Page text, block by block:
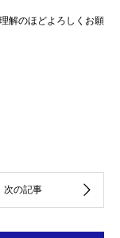
解のほどよろしくお願